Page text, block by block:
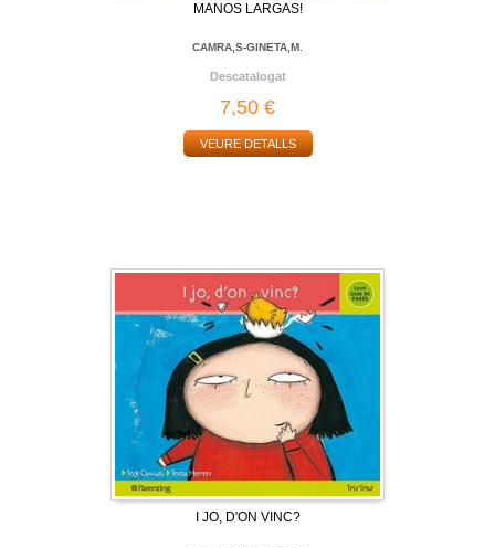
MANOS LARGAS!
CAMRA,S-GINETA,M.
Descatalogat
7,50 €
VEURE DETALLS
I JO, D'ON VINC?